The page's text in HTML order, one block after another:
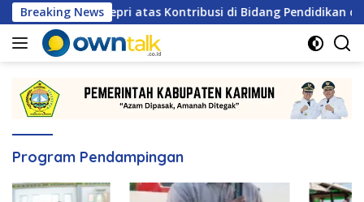
Langsung
ke
konten
Breaking News
Tokoh Kepri atas Kontribusi di Bidang Pendidikan dan
Program Pendampingan